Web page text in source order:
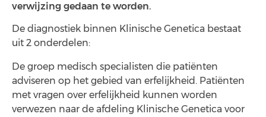
verwijzing gedaan te worden.
De diagnostiek binnen Klinische Genetica bestaat
uit 2 onderdelen:
De groep medisch specialisten die patiënten
adviseren op het gebied van erfelijkheid. Patiënten
met vragen over erfelijkheid kunnen worden
verwezen naar de afdeling Klinische Genetica voor